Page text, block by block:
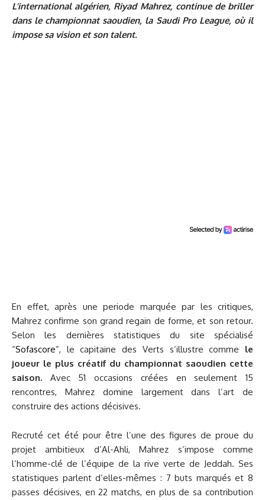
L’international algérien, Riyad Mahrez, continue de briller
dans le championnat saoudien, la Saudi Pro League, où il
impose sa vision et son talent.
En effet, après une periode marquée par les critiques,
Mahrez confirme son grand regain de forme, et son retour.
Selon les dernières statistiques du site spécialisé
“Sofascore”, le capitaine des Verts s’illustre comme le
joueur le plus créatif du championnat saoudien cette
saison. Avec 51 occasions créées en seulement 15
rencontres, Mahrez domine largement dans l’art de
construire des actions décisives.
Recruté cet été pour être l’une des figures de proue du
projet ambitieux d’Al-Ahli, Mahrez s’impose comme
l’homme-clé de l’équipe de la rive verte de Jeddah. Ses
statistiques parlent d’elles-mêmes : 7 buts marqués et 8
passes décisives, en 22 matchs, en plus de sa contribution